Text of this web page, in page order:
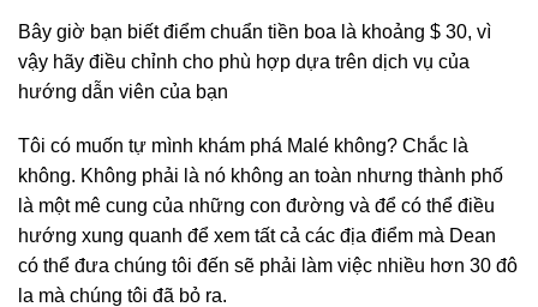
Bây giờ bạn biết điểm chuẩn tiền boa là khoảng $ 30, vì
vậy hãy điều chỉnh cho phù hợp dựa trên dịch vụ của
hướng dẫn viên của bạn
Tôi có muốn tự mình khám phá Malé không? Chắc là
không. Không phải là nó không an toàn nhưng thành phố
là một mê cung của những con đường và để có thể điều
hướng xung quanh để xem tất cả các địa điểm mà Dean
có thể đưa chúng tôi đến sẽ phải làm việc nhiều hơn 30 đô
la mà chúng tôi đã bỏ ra.